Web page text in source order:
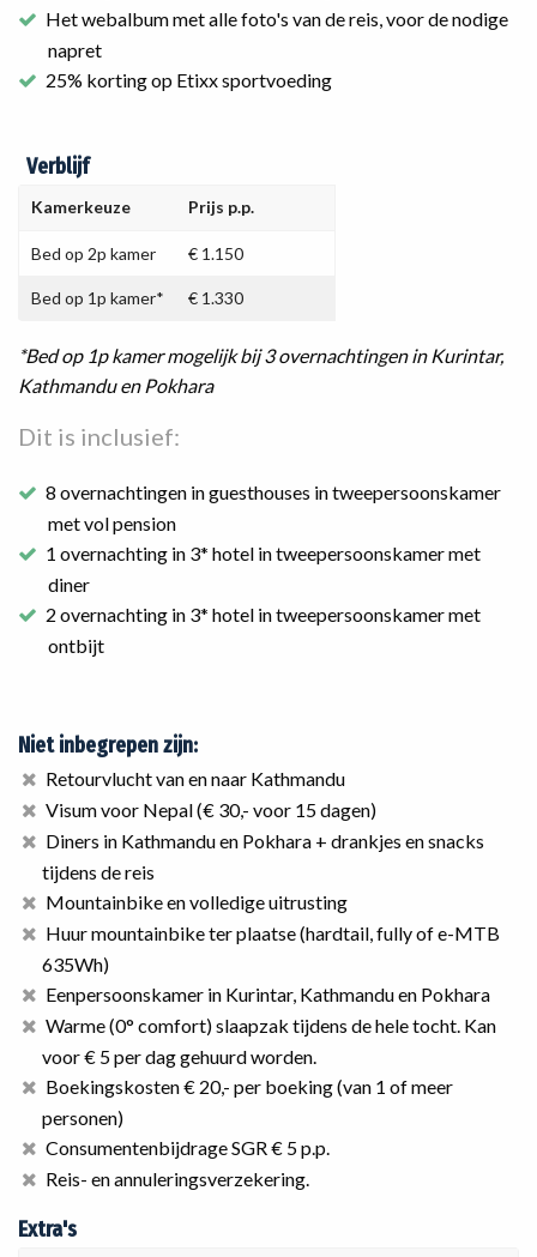
Het webalbum met alle foto's van de reis, voor de nodige
napret
25% korting op Etixx sportvoeding
Verblijf
Kamerkeuze Prijs p.p.
Bed op 2p kamer € 1.150
Bed op 1p kamer* € 1.330
*Bed op 1p kamer mogelijk bij 3 overnachtingen in Kurintar,
Kathmandu en Pokhara
Dit is inclusief:
8 overnachtingen in guesthouses in tweepersoonskamer
met vol pension
1 overnachting in 3* hotel in tweepersoonskamer met
diner
2 overnachting in 3* hotel in tweepersoonskamer met
ontbijt
Niet inbegrepen zijn:
Retourvlucht van en naar Kathmandu
Visum voor Nepal (€ 30,- voor 15 dagen)
Diners in Kathmandu en Pokhara + drankjes en snacks
tijdens de reis
Mountainbike en volledige uitrusting
Huur mountainbike ter plaatse (hardtail, fully of e-MTB
635Wh)
Eenpersoonskamer in Kurintar, Kathmandu en Pokhara
Warme (0° comfort) slaapzak tijdens de hele tocht. Kan
voor € 5 per dag gehuurd worden.
Boekingskosten € 20,- per boeking (van 1 of meer
personen)
Consumentenbijdrage SGR € 5 p.p.
Reis- en annuleringsverzekering.
Extra's